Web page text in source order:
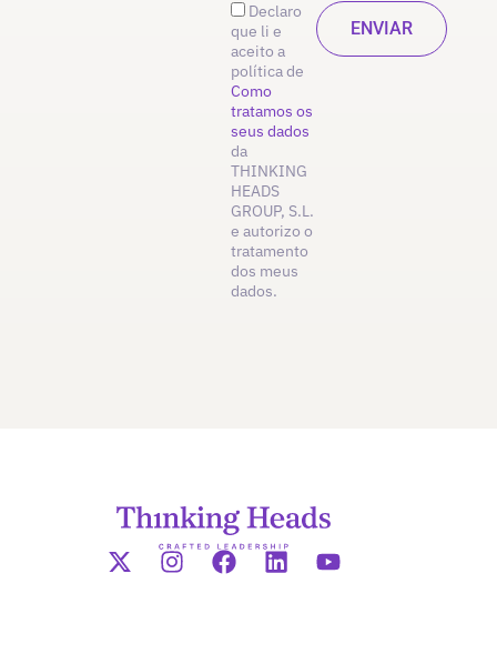
Declaro
que li e
aceito a
política de
Como
tratamos os
seus dados
da
THINKING
HEADS
GROUP, S.L.
e autorizo o
tratamento
dos meus
dados.